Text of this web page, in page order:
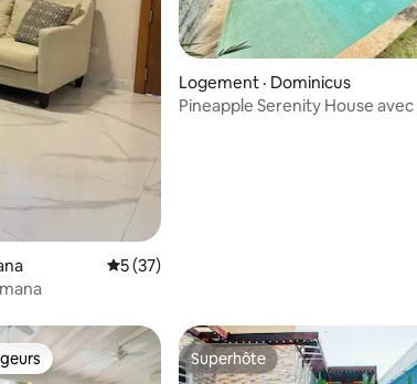
Note moyenne de 5 sur 5, 37
5 (37)
Logement · Dominicus
Pineapple Serenity House avec
Superhôte
Superhôte